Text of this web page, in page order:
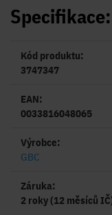
Specifikace:
Kód produktu:
3747347
EAN:
0033816048065
Výrobce:
GBC
Záruka:
2 roky (12 měsíců